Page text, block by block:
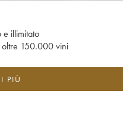
e illimitato
oltre 150.000 vini
PIÙ